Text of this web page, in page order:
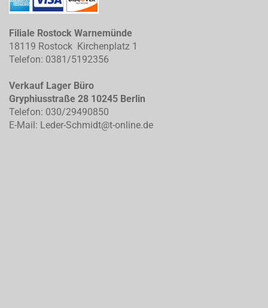
Filiale Rostock Warnemünde
18119 Rostock Kirchenplatz 1
Telefon: 0381/5192356
Verkauf Lager Büro
Gryphiusstraße 28 10245 Berlin
Telefon: 030/29490850
E-Mail: Leder-Schmidt@t-online.de